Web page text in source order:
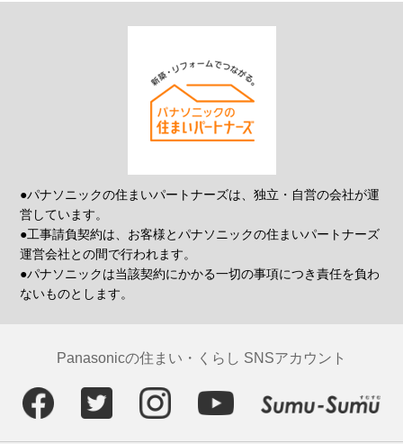
●パナソニックの住まいパートナーズは、独立・自営の会社が運
営しています。
●工事請負契約は、お客様とパナソニックの住まいパートナーズ
運営会社との間で行われます。
●パナソニックは当該契約にかかる一切の事項につき責任を負わ
ないものとします。
Panasonicの住まい・くらし SNSアカウント